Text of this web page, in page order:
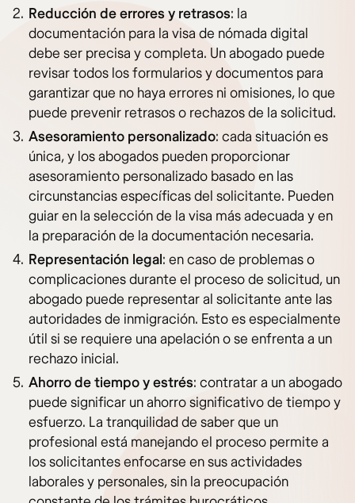
Reducción de errores y retrasos: la
documentación para la visa de nómada digital
debe ser precisa y completa. Un abogado puede
revisar todos los formularios y documentos para
garantizar que no haya errores ni omisiones, lo que
puede prevenir retrasos o rechazos de la solicitud.
Asesoramiento personalizado: cada situación es
única, y los abogados pueden proporcionar
asesoramiento personalizado basado en las
circunstancias específicas del solicitante. Pueden
guiar en la selección de la visa más adecuada y en
la preparación de la documentación necesaria.
Representación legal: en caso de problemas o
complicaciones durante el proceso de solicitud, un
abogado puede representar al solicitante ante las
autoridades de inmigración. Esto es especialmente
útil si se requiere una apelación o se enfrenta a un
rechazo inicial.
Ahorro de tiempo y estrés: contratar a un abogado
puede significar un ahorro significativo de tiempo y
esfuerzo. La tranquilidad de saber que un
profesional está manejando el proceso permite a
los solicitantes enfocarse en sus actividades
laborales y personales, sin la preocupación